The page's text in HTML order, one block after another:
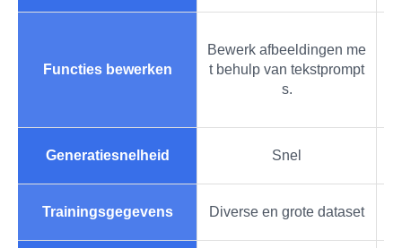
Functies bewerken
Bewerk afbeeldingen me
t behulp van tekstprompt
s.
Generatiesnelheid Snel
Trainingsgegevens Diverse en grote dataset